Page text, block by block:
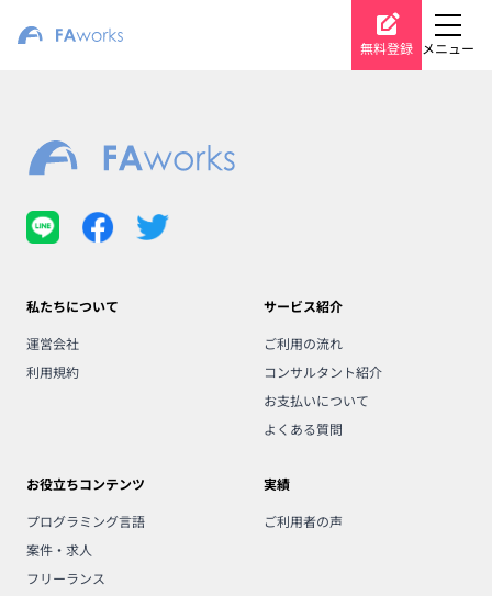
無料登録 メニュー
私たちについて
運営会社
利用規約
サービス紹介
ご利用の流れ
コンサルタント紹介
お支払いについて
よくある質問
お役立ちコンテンツ
プログラミング言語
案件・求人
フリーランス
実績
ご利用者の声